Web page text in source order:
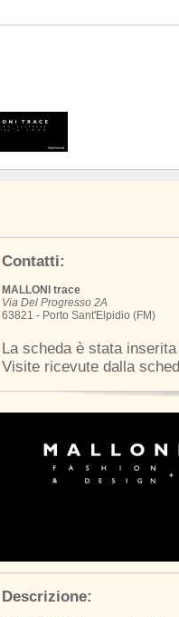
Contatti:
MALLONI trace
Via Del Progresso 2A
63821 - Porto Sant'Elpidio (FM)
La scheda è stata
Visite ricevute dalla
Descrizione: